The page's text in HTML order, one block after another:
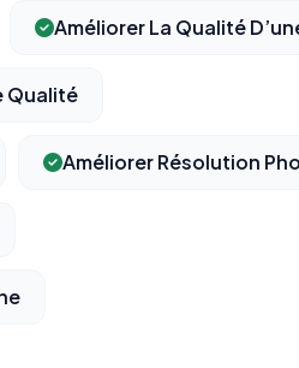
Améliorer La Qualité
Qualité
Améliorer Résolution
Ils ne peuvent
utilisez le site